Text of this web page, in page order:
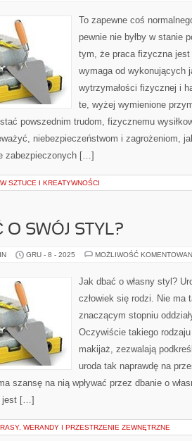
To zapewne coś
pewnie nie byłby w stanie
tym, że praca fizyczna
wymaga od wykonujących
wytrzymałości fizycznej i
te, wyżej wymienione
powszednim trudom, fizycznemu
niebezpieczeństwom i zagrożeniom,
zabezpieczonych […]
SZTUCE I KREATYWNOŚCI
O SWÓJ STYL?
GRU - 8 - 2025 MOŻLIWOŚĆ
Jak dbać o własny styl?
człowiek się rodzi. Nie ma
znaczącym stopniu
Oczywiście takiego
makijaż, zezwalają
uroda tak naprawdę na
szansę na nią wpływać przez dbanie o
jest […]
WERANDY I PRZESTRZENIE ZEWNĘTRZNE